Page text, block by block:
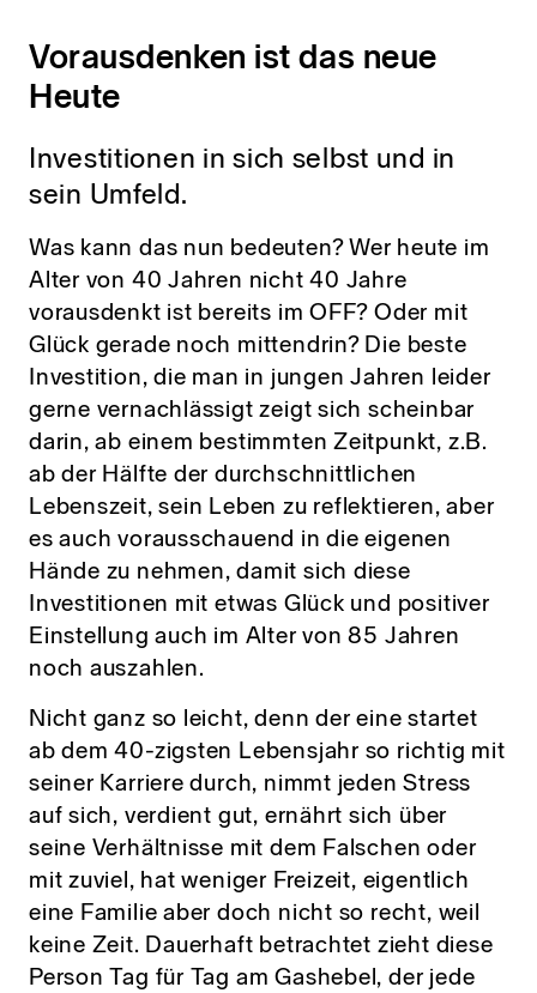
Vorausdenken ist das neue
Heute
Investitionen in sich selbst und in
sein Umfeld.
Was kann das nun bedeuten? Wer heute im
Alter von 40 Jahren nicht 40 Jahre
vorausdenkt ist bereits im OFF? Oder mit
Glück gerade noch mittendrin? Die beste
Investition, die man in jungen Jahren leider
gerne vernachlässigt zeigt sich scheinbar
darin, ab einem bestimmten Zeitpunkt, z.B.
ab der Hälfte der durchschnittlichen
Lebenszeit, sein Leben zu reflektieren, aber
es auch vorausschauend in die eigenen
Hände zu nehmen, damit sich diese
Investitionen mit etwas Glück und positiver
Einstellung auch im Alter von 85 Jahren
noch auszahlen.
Nicht ganz so leicht, denn der eine startet
ab dem 40-zigsten Lebensjahr so richtig mit
seiner Karriere durch, nimmt jeden Stress
auf sich, verdient gut, ernährt sich über
seine Verhältnisse mit dem Falschen oder
mit zuviel, hat weniger Freizeit, eigentlich
eine Familie aber doch nicht so recht, weil
keine Zeit. Dauerhaft betrachtet zieht diese
Person Tag für Tag am Gashebel, der jede